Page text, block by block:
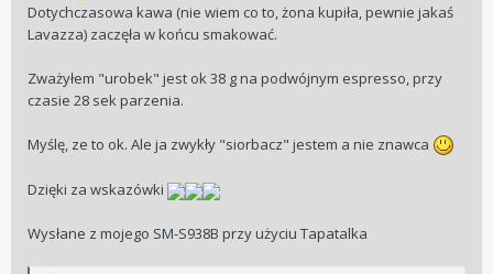
Dotychczasowa kawa (nie wiem co to, żona kupiła, pewnie jakaś
Lavazza) zaczęła w końcu smakować.
Zważyłem "urobek" jest ok 38 g na podwójnym espresso, przy
czasie 28 sek parzenia.
Myślę, ze to ok. Ale ja zwykły "siorbacz" jestem a nie znawca
Dzięki za wskazówki
Wysłane z mojego SM-S938B przy użyciu Tapatalka